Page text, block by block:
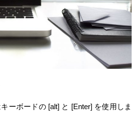
ーボードの [alt] と [Enter] を使用しま